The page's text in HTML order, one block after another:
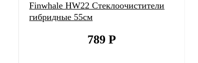
Finwhale HW22 Стеклоочистители
гибридные 55см
789Р